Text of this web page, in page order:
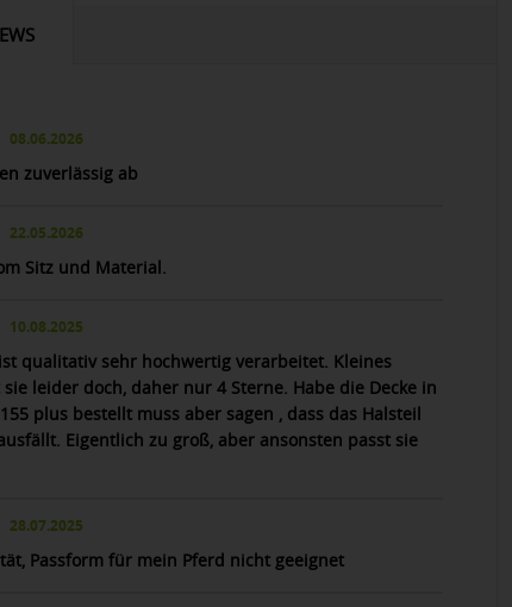
08.06.2026
zuverlässig ab
22.05.2026
Sitz und Material.
10.08.2025
qualitativ sehr hochwertig verarbeitet. Kleines
leider doch, daher nur 4 Sterne. Habe die Decke in
plus bestellt muss aber sagen , dass das Halsteil
Eigentlich zu groß, aber ansonsten passt sie
28.07.2025
Passform für mein Pferd nicht geeignet